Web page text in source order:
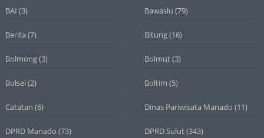
BAI (3) Bawaslu (79)
Berita (7) Bitung(16)
Bolmong(3) Bolmut(3)
Bolsel (2) Boltim (5)
Catatan (6) Dinas Pariwisata Manado (11)
DPRD Manado (73) DPRD Sulut(343)